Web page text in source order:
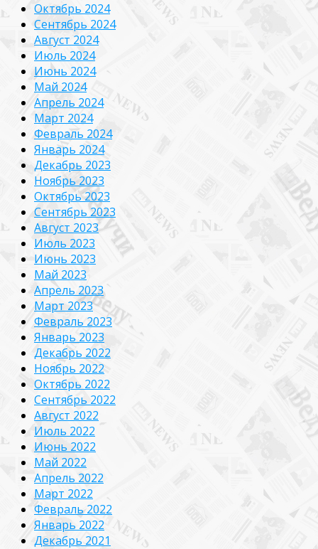
Октябрь 2024
Сентябрь 2024
Август 2024
Июль 2024
Июнь 2024
Май 2024
Апрель 2024
Март 2024
Февраль 2024
Январь 2024
Декабрь 2023
Ноябрь 2023
Октябрь 2023
Сентябрь 2023
Август 2023
Июль 2023
Июнь 2023
Май 2023
Апрель 2023
Март 2023
Февраль 2023
Январь 2023
Декабрь 2022
Ноябрь 2022
Октябрь 2022
Сентябрь 2022
Август 2022
Июль 2022
Июнь 2022
Май 2022
Апрель 2022
Март 2022
Февраль 2022
Январь 2022
Декабрь 2021